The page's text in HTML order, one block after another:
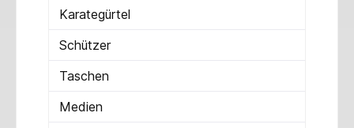
Karategürtel
Schützer
Taschen
Medien